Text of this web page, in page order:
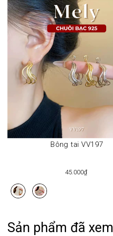
Bông tai VV197
45.000₫
Sản phẩm đã xem